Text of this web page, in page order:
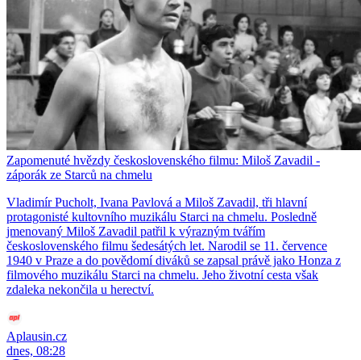
Zapomenuté hvězdy československého filmu: Miloš Zavadil -
záporák ze Starců na chmelu
Vladimír Pucholt, Ivana Pavlová a Miloš Zavadil, tři hlavní
protagonisté kultovního muzikálu Starci na chmelu. Posledně
jmenovaný Miloš Zavadil patřil k výrazným tvářím
československého filmu šedesátých let. Narodil se 11. července
1940 v Praze a do povědomí diváků se zapsal právě jako Honza z
filmového muzikálu Starci na chmelu. Jeho životní cesta však
zdaleka nekončila u herectví.
Aplausin.cz
dnes, 08:28